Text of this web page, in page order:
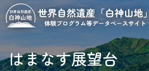
はまなす展望台